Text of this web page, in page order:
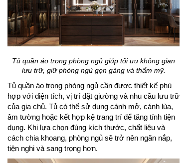
Tủ quần áo trong phòng ngủ giúp tối ưu không gian
lưu trữ, giữ phòng ngủ gọn gàng và thẩm mỹ.
Tủ quần áo trong phòng ngủ cần được thiết kế phù
hợp với diện tích, vị trí đặt giường và nhu cầu lưu trữ
của gia chủ. Tủ có thể sử dụng cánh mở, cánh lùa,
âm tường hoặc kết hợp kệ trang trí để tăng tính tiện
dụng. Khi lựa chọn đúng kích thước, chất liệu và
cách chia khoang, phòng ngủ sẽ trở nên ngăn nắp,
tiện nghi và sang trọng hơn.